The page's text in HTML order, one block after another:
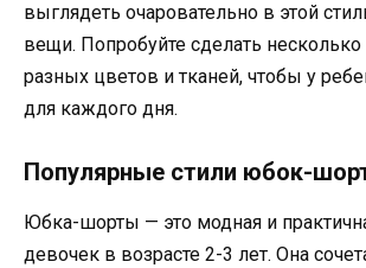
выглядеть очаровательно в этой
вещи. Попробуйте сделать
разных цветов и тканей, чтобы у
для каждого дня.
Популярные стили юбок-
Юбка-шорты — это модная и
девочек в возрасте 2-3 лет. Она